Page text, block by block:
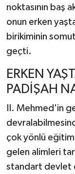
noktasının baş
onun erken
birikiminin
geçti.
ERKEN
PADİŞAH
II. Mehmed'in
çok yönlü
gelen alimleri
standart devlet